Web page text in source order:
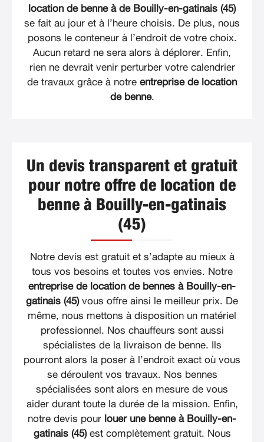
location de benne à de Bouilly-en-gatinais (45)
se fait au jour et à l’heure choisis. De plus, nous
posons le conteneur à l’endroit de votre choix.
Aucun retard ne sera alors à déplorer. Enfin,
rien ne devrait venir perturber votre calendrier
de travaux grâce à notre entreprise de location
de benne.
Un devis transparent et gratuit
pour notre offre de location de
benne à Bouilly-en-gatinais
(45)
Notre devis est gratuit et s’adapte au mieux à
tous vos besoins et toutes vos envies. Notre
entreprise de location de bennes à Bouilly-en-
gatinais (45)vous offre ainsi le meilleur prix. De
même, nous mettons à disposition un matériel
professionnel. Nos chauffeurs sont aussi
spécialistes de la livraison de benne. Ils
pourront alors la poser à l’endroit exact où vous
se déroulent vos travaux. Nos bennes
spécialisées sont alors en mesure de vous
aider durant toute la durée de la mission. Enfin,
notre devis pour louer une benne à Bouilly-en-
gatinais (45)est complètement gratuit. Nous